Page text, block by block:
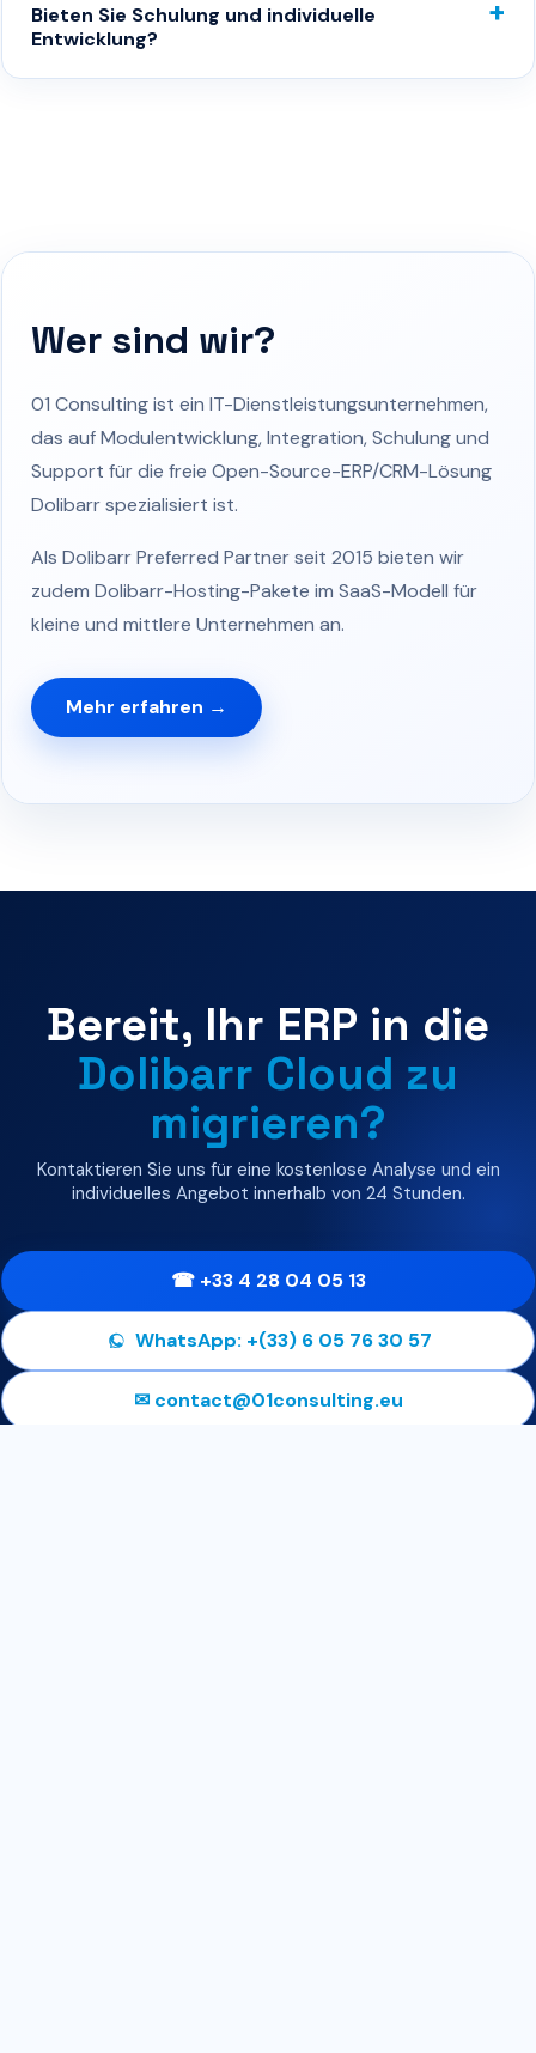
Bieten Sie Schulung und individuelle
Entwicklung?
Wer sind wir?
01 Consulting ist ein IT-Dienstleistungsunternehmen,
das auf Modulentwicklung, Integration, Schulung und
Support für die freie Open-Source-ERP/CRM-Lösung
Dolibarr spezialisiert ist.
Als Dolibarr Preferred Partner seit 2015 bieten wir
zudem Dolibarr-Hosting-Pakete im SaaS-Modell für
kleine und mittlere Unternehmen an.
Mehr erfahren →
Bereit, Ihr ERP in die
Dolibarr Cloud zu
migrieren?
Kontaktieren Sie uns für eine kostenlose Analyse und ein
individuelles Angebot innerhalb von 24 Stunden.
☎ +33 4 28 04 05 13
WhatsApp: +(33) 6 05 76 30 57
✉ contact@01consulting.eu